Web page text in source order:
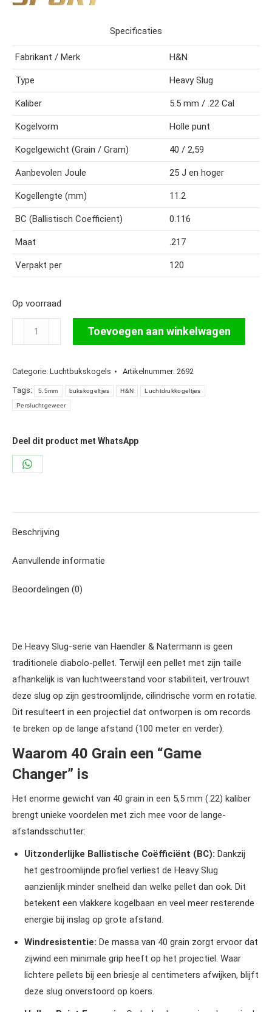
Specificaties
Fabrikant / Merk H&N
Type Heavy Slug
Kaliber 5.5 mm / .22 Cal
Kogelvorm Holle punt
Kogelgewicht (Grain / Gram) 40 / 2,59
Aanbevolen Joule 25 J en hoger
Kogellengte (mm) 11.2
BC (Ballistisch Coefficient) 0.116
Maat .217
Verpakt per 120
Op voorraad
Heavy
5,5
mm
40
aantal
Toevoegen aan winkelwagen
Categorie: Luchtbukskogels Artikelnummer: 2692
Tags: 5.5mm bukskogeltjes H&N Luchtdrukkogeltjes
Persluchtgeweer
Deel dit product met WhatsApp
Share
Beschrijving
Aanvullende informatie
Beoordelingen (0)
De Heavy Slug-serie van Haendler & Natermann is geen
traditionele diabolo-pellet. Terwijl een pellet met zijn taille
afhankelijk is van luchtweerstand voor stabiliteit, vertrouwt
deze slug op zijn gestroomlijnde, cilindrische vorm en rotatie.
Dit resulteert in een projectiel dat ontworpen is om records
te breken op de lange afstand (100 meter en verder).
Waarom 40 Grain een “Game
Changer” is
Het enorme gewicht van 40 grain in een 5,5 mm (.22) kaliber
brengt unieke voordelen met zich mee voor de lange-
afstandsschutter:
Uitzonderlijke Ballistische Coëfficiënt (BC): Dankzij
het gestroomlijnde profiel verliest de Heavy Slug
aanzienlijk minder snelheid dan welke pellet dan ook. Dit
betekent een vlakkere kogelbaan en veel meer resterende
energie bij inslag op grote afstand.
Windresistentie: De massa van 40 grain zorgt ervoor dat
zijwind een minimale grip heeft op het projectiel. Waar
lichtere pellets bij een briesje al centimeters afwijken, blijft
deze slug onverstoord op koers.